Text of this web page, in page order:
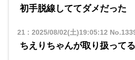
初手脱線しててダメだった
21: 2025/08/02(土)19:05:12
ちえりちゃんが取り扱って